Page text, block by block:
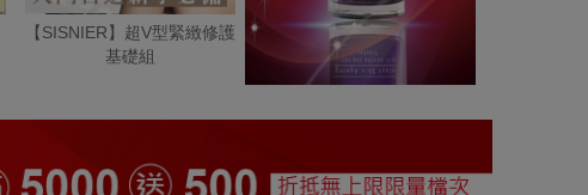
【SISNIER】超V型緊緻修護
基礎組